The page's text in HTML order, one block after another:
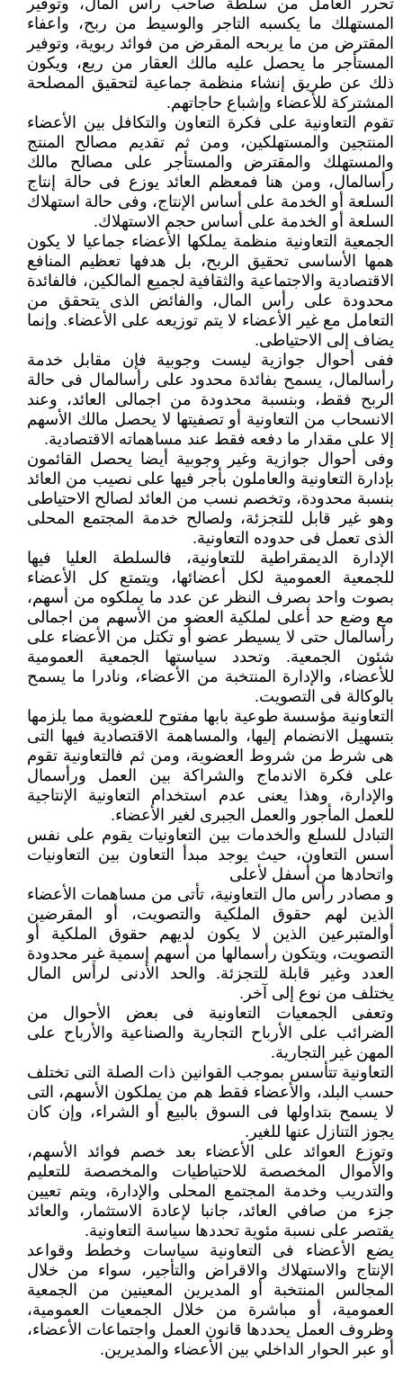
تحرر العامل من سلطة صاحب رأس المال، وتوفير
المستهلك ما يكسبه التاجر والوسيط من ربح، واعفاء
المقترض من ما يربحه المقرض من فوائد ربوية، وتوفير
المستأجر ما يحصل عليه مالك العقار من ريع، ويكون
ذلك عن طريق إنشاء منظمة جماعية لتحقيق المصلحة
المشتركة للأعضاء وإشباع حاجاتهم.
تقوم التعاونية على فكرة التعاون والتكافل بين الأعضاء
المنتجين والمستهلكين، ومن ثم تقديم مصالح المنتج
والمستهلك والمقترض والمستأجر على مصالح مالك
رأسالمال، ومن هنا فمعظم العائد يوزع فى حالة إنتاج
السلعة أو الخدمة على أساس الإنتاج، وفى حالة استهلاك
السلعة أو الخدمة على أساس حجم الاستهلاك.
الجمعية التعاونية منظمة يملكها الأعضاء جماعيا لا يكون
همها الأساسى تحقيق الربح، بل هدفها تعظيم المنافع
الاقتصادية والاجتماعية والثقافية لجميع المالكين، فالفائدة
محدودة على رأس المال، والفائض الذى يتحقق من
التعامل مع غير الأعضاء لا يتم توزيعه على الأعضاء. وإنما
يضاف إلى الاحتياطى.
ففى أحوال جوازية ليست وجوبية فإن مقابل خدمة
رأسالمال، يسمح بفائدة محدود على رأسالمال فى حالة
الربح فقط، وبنسبة محدودة من اجمالى العائد، وعند
الانسحاب من التعاونية أو تصفيتها لا يحصل مالك الأسهم
إلا على مقدار ما دفعه فقط عند مساهماته الاقتصادية.
وفى أحوال جوازية وغير وجوبية أيضا يحصل القائمون
بإدارة التعاونية والعاملون بأجر فيها على نصيب من العائد
بنسبة محدودة، وتخصم نسب من العائد لصالح الاحتياطى
وهو غير قابل للتجزئة، ولصالح خدمة المجتمع المحلى
الذى تعمل فى حدوده التعاونية.
الإدارة الديمقراطية للتعاونية، فالسلطة العليا فيها
للجمعية العمومية لكل أعضائها، ويتمتع كل الأعضاء
بصوت واحد بصرف النظر عن عدد ما يملكوه من أسهم،
مع وضع حد أعلى لملكية العضو من الأسهم من اجمالى
رأسالمال حتى لا يسيطر عضو أو تكتل من الأعضاء على
شئون الجمعية. وتحدد سياستها الجمعية العمومية
للأعضاء، والإدارة المنتخبة من الأعضاء، ونادرا ما يسمح
بالوكالة فى التصويت.
التعاونية مؤسسة طوعية بابها مفتوح للعضوية مما يلزمها
بتسهيل الانضمام إليها، والمساهمة الاقتصادية فيها التى
هى شرط من شروط العضوية، ومن ثم فالتعاونية تقوم
على فكرة الاندماج والشراكة بين العمل ورأسمال
والإدارة، وهذا يعنى عدم استخدام التعاونية الإنتاجية
للعمل المأجور والعمل الجبرى لغير الأعضاء.
التبادل للسلع والخدمات بين التعاونيات يقوم على نفس
أسس التعاون، حيث يوجد مبدأ التعاون بين التعاونيات
واتحادها من أسفل لأعلى
و مصادر رأس مال التعاونية، تأتى من مساهمات الأعضاء
الذين لهم حقوق الملكية والتصويت، أو المقرضين
أوالمتبرعين الذين لا يكون لديهم حقوق الملكية أو
التصويت، ويتكون رأسمالها من أسهم إسمية غير محدودة
العدد وغير قابلة للتجزئة. والحد الأدنى لرأس المال
يختلف من نوع إلى آخر.
وتعفى الجمعيات التعاونية فى بعض الأحوال من
الضرائب على الأرباح التجارية والصناعية والأرباح على
المهن غير التجارية.
التعاونية تتأسس بموجب القوانين ذات الصلة التى تختلف
حسب البلد، والأعضاء فقط هم من يملكون الأسهم، التى
لا يسمح بتداولها فى السوق بالبيع أو الشراء، وإن كان
يجوز التنازل عنها للغير.
وتوزع العوائد على الأعضاء بعد خصم فوائد الأسهم،
والأموال المخصصة للاحتياطيات والمخصصة للتعليم
والتدريب وخدمة المجتمع المحلى والإدارة، ويتم تعيين
جزء من صافي العائد، جانبا لإعادة الاستثمار، والعائد
يقتصر على نسبة مئوية تحددها سياسة التعاونية.
يضع الأعضاء فى التعاونية سياسات وخطط وقواعد
الإنتاج والاستهلاك والاقراض والتأجير، سواء من خلال
المجالس المنتخبة أو المديرين المعينين من الجمعية
العمومية، أو مباشرة من خلال الجمعيات العمومية،
وظروف العمل يحددها قانون العمل واجتماعات الأعضاء،
أو عبر الحوار الداخلي بين الأعضاء والمديرين.